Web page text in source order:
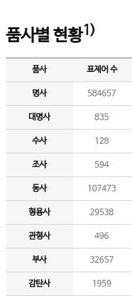
품사별 현황1)
품사 표제어 수
명사 584657
대명사 835
수사 128
조사 594
동사 107473
형용사 29538
관형사 496
부사 32657
감탄사 1959